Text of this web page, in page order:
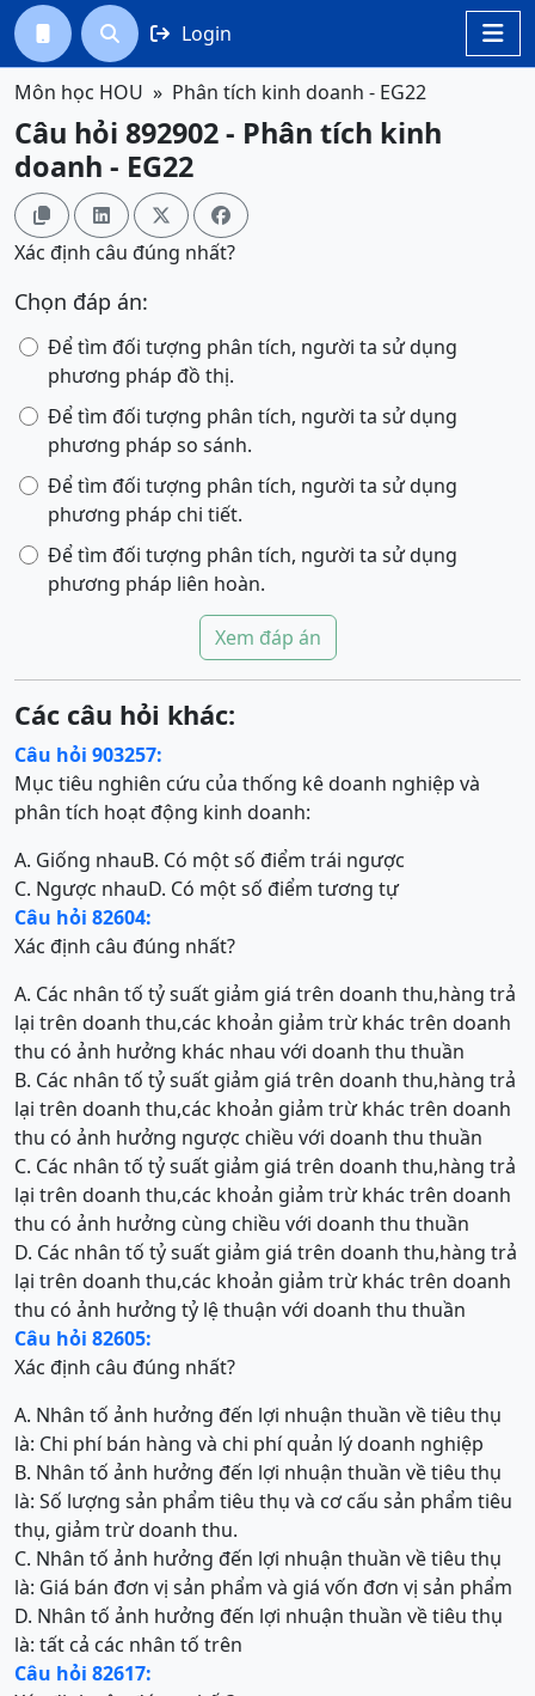

  Login
Môn học HOU Phân tích kinh doanh - EG22
Câu hỏi 892902 - Phân tích kinh
doanh - EG22
   
Xác định câu đúng nhất?
Chọn đáp án:
Để tìm đối tượng phân tích, người ta sử dụng
phương pháp đồ thị.
Để tìm đối tượng phân tích, người ta sử dụng
phương pháp so sánh.
Để tìm đối tượng phân tích, người ta sử dụng
phương pháp chi tiết.
Để tìm đối tượng phân tích, người ta sử dụng
phương pháp liên hoàn.
Xem đáp án
Các câu hỏi khác:
Câu hỏi 903257:
Mục tiêu nghiên cứu của thống kê doanh nghiệp và
phân tích hoạt động kinh doanh:
A. Giống nhauB. Có một số điểm trái ngược
C. Ngược nhauD. Có một số điểm tương tự
Câu hỏi 82604:
Xác định câu đúng nhất?
A. Các nhân tố tỷ suất giảm giá trên doanh thu,hàng trả
lại trên doanh thu,các khoản giảm trừ khác trên doanh
thu có ảnh hưởng khác nhau với doanh thu thuần
B. Các nhân tố tỷ suất giảm giá trên doanh thu,hàng trả
lại trên doanh thu,các khoản giảm trừ khác trên doanh
thu có ảnh hưởng ngược chiều với doanh thu thuần
C. Các nhân tố tỷ suất giảm giá trên doanh thu,hàng trả
lại trên doanh thu,các khoản giảm trừ khác trên doanh
thu có ảnh hưởng cùng chiều với doanh thu thuần
D. Các nhân tố tỷ suất giảm giá trên doanh thu,hàng trả
lại trên doanh thu,các khoản giảm trừ khác trên doanh
thu có ảnh hưởng tỷ lệ thuận với doanh thu thuần
Câu hỏi 82605:
Xác định câu đúng nhất?
A. Nhân tố ảnh hưởng đến lợi nhuận thuần về tiêu thụ
là: Chi phí bán hàng và chi phí quản lý doanh nghiệp
B. Nhân tố ảnh hưởng đến lợi nhuận thuần về tiêu thụ
là: Số lượng sản phẩm tiêu thụ và cơ cấu sản phẩm tiêu
thụ, giảm trừ doanh thu.
C. Nhân tố ảnh hưởng đến lợi nhuận thuần về tiêu thụ
là: Giá bán đơn vị sản phẩm và giá vốn đơn vị sản phẩm
D. Nhân tố ảnh hưởng đến lợi nhuận thuần về tiêu thụ
là: tất cả các nhân tố trên
Câu hỏi 82617: